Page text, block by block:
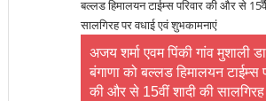
अजय शर्मा एवम पिंकी गांव मुशाली
बंगाणा को बल्लड हिमालयन टाईम्स
की और से 15वीं शादी की